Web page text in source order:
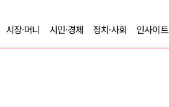
시장·머니 시민·경제 정치·사회 인사이트